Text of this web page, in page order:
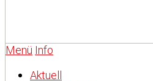
Menü Info
Aktuell